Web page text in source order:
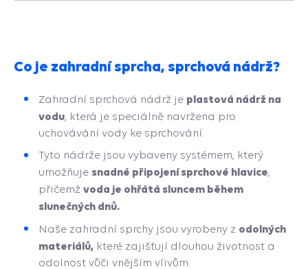
do
Co je zahradní sprcha, sprchová nádrž?
Zahradní sprchová nádrž je plastová nádrž na
vodu, která je speciálně navržena pro
uchovávání vody ke sprchování.
Tyto nádrže jsou vybaveny systémem, který
umožňuje snadné připojení sprchové hlavice,
přičemž voda je ohřátá sluncem během
slunečných dnů.
Naše zahradní sprchy jsou vyrobeny z odolných
materiálů, které zajišťují dlouhou životnost a
odolnost vůči vnějším vlivům.